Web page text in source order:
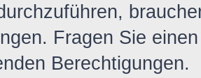
Fragen Sie
Berechtigungen.